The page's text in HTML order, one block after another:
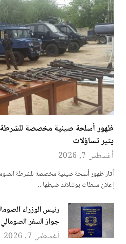
ظهور أسلحة صينية مخصصة للشرطة
يثير تساؤلات
أغسطس 7, 2026
أثار ظهور أسلحة صينية مخصصة للشرطة
إعلان سلطات بونتلاند ضبطها…
رئيس الوزراء
جواز السفر
أغسطس 7, 2026